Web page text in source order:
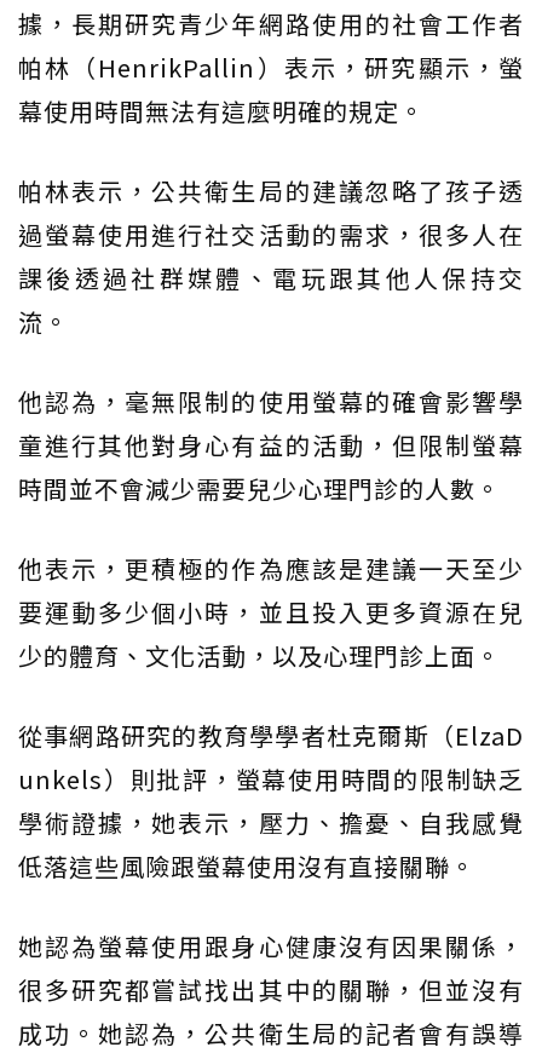
據，長期研究青少年網路使用的社會工作者
帕林（HenrikPallin）表示，研究顯示，螢
幕使用時間無法有這麼明確的規定。
帕林表示，公共衛生局的建議忽略了孩子透
過螢幕使用進行社交活動的需求，很多人在
課後透過社群媒體、電玩跟其他人保持交
流。
他認為，毫無限制的使用螢幕的確會影響學
童進行其他對身心有益的活動，但限制螢幕
時間並不會減少需要兒少心理門診的人數。
他表示，更積極的作為應該是建議一天至少
要運動多少個小時，並且投入更多資源在兒
少的體育、文化活動，以及心理門診上面。
從事網路研究的教育學學者杜克爾斯（ElzaD
unkels）則批評，螢幕使用時間的限制缺乏
學術證據，她表示，壓力、擔憂、自我感覺
低落這些風險跟螢幕使用沒有直接關聯。
她認為螢幕使用跟身心健康沒有因果關係，
很多研究都嘗試找出其中的關聯，但並沒有
成功。她認為，公共衛生局的記者會有誤導